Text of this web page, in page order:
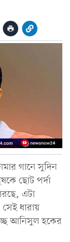
গানে সুদিন
ছোট পর্দা
এটা
ধারায়
আনিসুল হকের